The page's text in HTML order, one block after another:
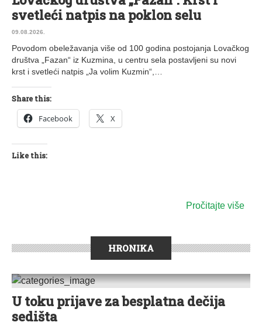
svetleći natpis na poklon selu
09.08.2026.
Povodom obeležavanja više od 100 godina postojanja Lovačkog
društva „Fazan“ iz Kuzmina, u centru sela postavljeni su novi
krst i svetleći natpis „Ja volim Kuzmin“,…
Share this:
Facebook X
Like this:
Pročitajte više
HRONIKA
0 KOMENTARA
U toku prijave za besplatna dečija
sedišta